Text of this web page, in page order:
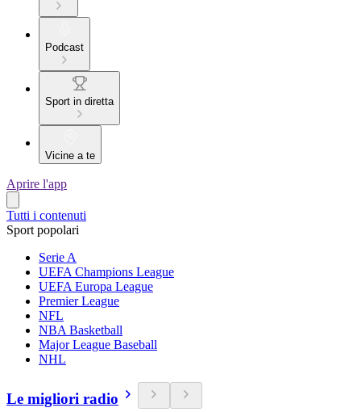
Podcast
Sport in diretta
Vicine a te
Aprire l'app
Tutti i contenuti
Sport popolari
Serie A
UEFA Champions League
UEFA Europa League
Premier League
NFL
NBA Basketball
Major League Baseball
NHL
Le migliori radio